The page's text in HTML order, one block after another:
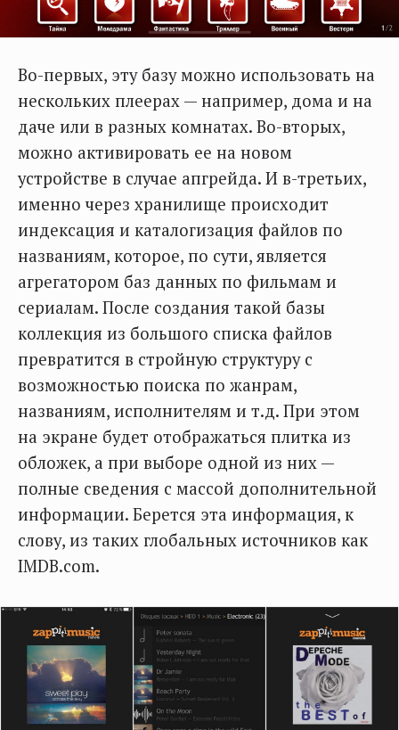
Во-первых, эту базу можно использовать на
нескольких плеерах — например, дома и на
даче или в разных комнатах. Во-вторых,
можно активировать ее на новом
устройстве в случае апгрейда. И в-третьих,
именно через хранилище происходит
индексация и каталогизация файлов по
названиям, которое, по сути, является
агрегатором баз данных по фильмам и
сериалам. После создания такой базы
коллекция из большого списка файлов
превратится в стройную структуру с
возможностью поиска по жанрам,
названиям, исполнителям и т.д. При этом
на экране будет отображаться плитка из
обложек, а при выборе одной из них —
полные сведения с массой дополнительной
информации. Берется эта информация, к
слову, из таких глобальных источников как
IMDB.com.